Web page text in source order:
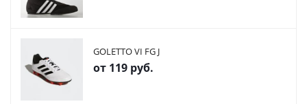
GOLETTO VI FG J
от 119 руб.